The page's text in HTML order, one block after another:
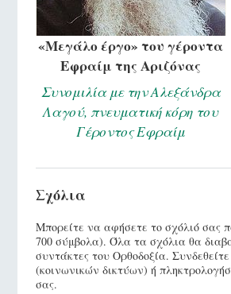
«Μεγάλο έργο» του γέροντα
Εφραίμ της Αριζόνας
Συνομιλία με την Αλεξάνδρα
Λαγού, πνευματική κόρη του
Γέροντος Εφραίμ
Σχόλια
Μπορείτε να αφήσετε το σχόλιό σας
700 σύμβολα). Όλα τα σχόλια θα
συντάκτες του Ορθοδοξία.
(κοινωνικών δικτύων) ή
σας.